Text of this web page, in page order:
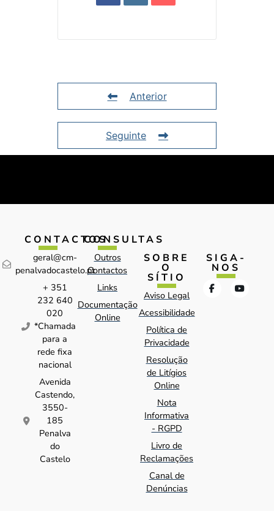
Anterior
Seguinte
CONTACTOS
geral@cm-
penalvadocastelo.pt
+ 351
232 640
020
*Chamada
para a
rede fixa
nacional
Avenida
Castendo,
3550-
185
Penalva
do
Castelo
CONSULTAS
Outros
Contactos
Links
Documentação
Online
SOBRE
O
SÍTIO
Aviso Legal
Acessibilidade
Política de
Privacidade
Resolução
de Litígios
Online
Nota
Informativa
- RGPD
Livro de
Reclamações
Canal de
Denúncias
SIGA-
NOS